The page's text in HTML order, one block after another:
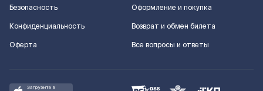
Безопасность
Конфиденциальность
Оферта
Оформление и покупка
Возврат и обмен билета
Все вопросы и ответы